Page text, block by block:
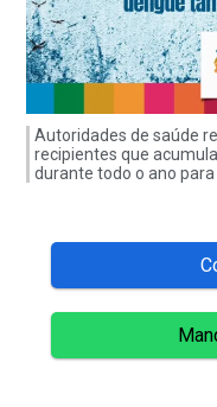
Autoridades de saúde
recipientes que
durante todo o ano